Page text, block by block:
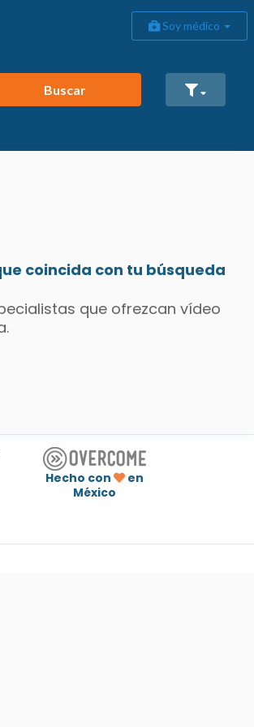
Soy médico
Buscar
coincida con tu búsqueda
que ofrezcan vídeo
Hecho con
en
México